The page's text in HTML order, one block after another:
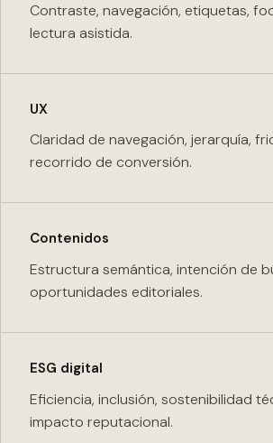
Contraste, navegación, etiquetas,
lectura asistida.
UX
Claridad de navegación, jerarquía,
recorrido de conversión.
Contenidos
Estructura semántica, intención de
oportunidades editoriales.
ESG digital
Eficiencia, inclusión, sostenibilidad
impacto reputacional.